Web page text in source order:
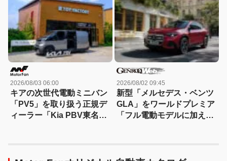
を大幅パワーアップ!
2026/08/03 06:00
キアの次世代電動ミニバン
「PV5」を取り扱う正規デ
ィーラー「Kia PBV東名横
2026/08/02 09:45
新型「メルセデス・ベンツ
GLA」をワールドプレミア
「フル電動モデルに加えて